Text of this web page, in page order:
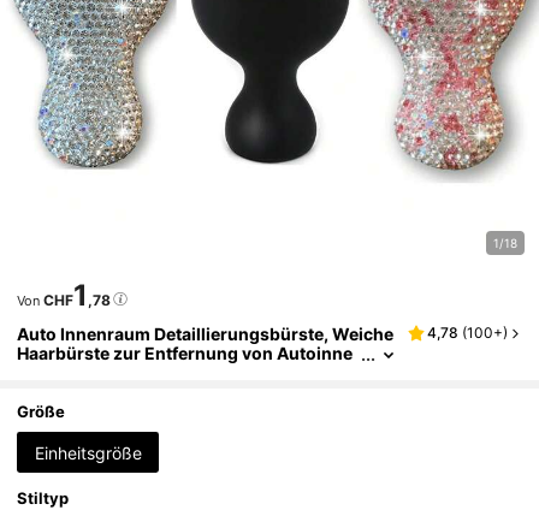
1/18
Von CHF1 ,78
Auto Innenraum Detaillierungsbürste, Weiche
Haarbürste zur Entfernung von Autoinne
taubtuch für Auto, Zuhause, Büro, Computer,
Tastatur, Auto Dekoration
4,78 (100+)
Größe
Einheitsgröße
Stiltyp